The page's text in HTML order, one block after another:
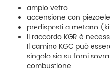
ampio vetro
accensione con
predisposti a metano
Il raccordo KGR è
Il camino KGC può
singolo sia su forni
combustione